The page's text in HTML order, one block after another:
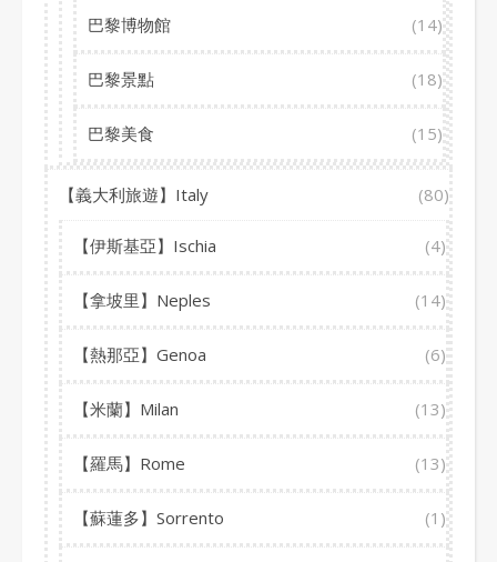
巴黎博物館 (14)
巴黎景點 (18)
巴黎美食 (15)
【義大利旅遊】Italy (80)
【伊斯基亞】Ischia (4)
【拿坡里】Neples (14)
【熱那亞】Genoa (6)
【米蘭】Milan (13)
【羅馬】Rome (13)
【蘇蓮多】Sorrento (1)